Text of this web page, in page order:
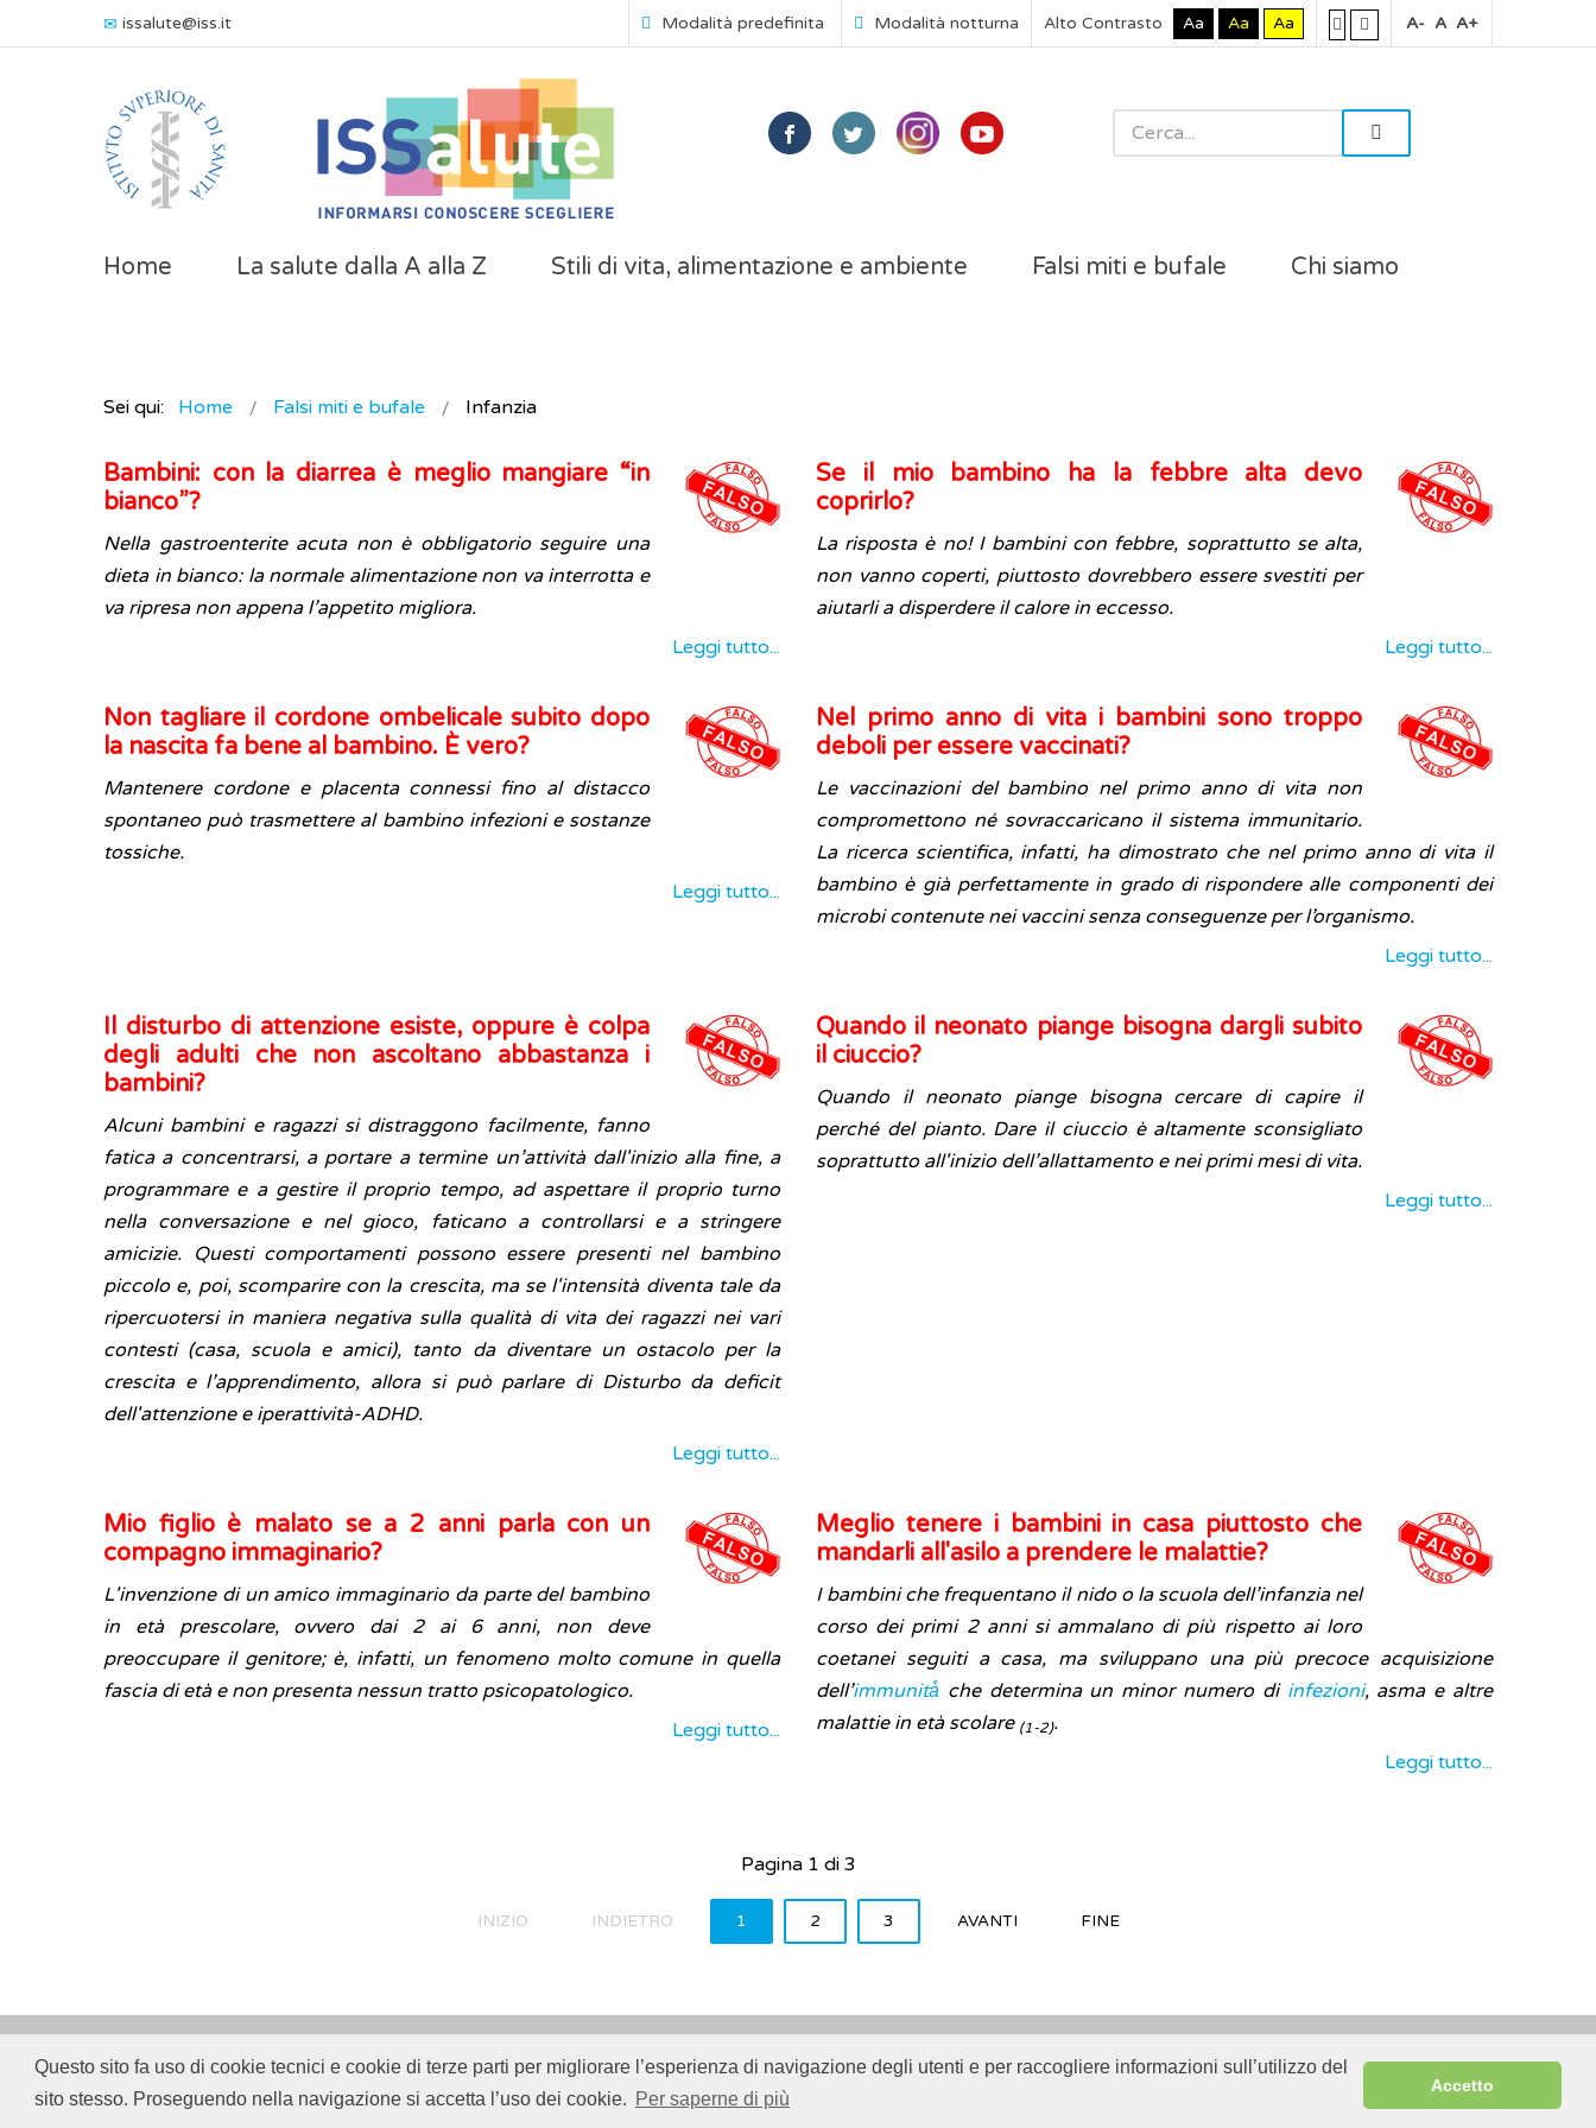
Questo sito fa uso di cookie tecnici e cookie di terze parti per migliorare l’esperienza di navigazione degli utenti e per raccogliere informazioni sull’utilizzo del
sito stesso. Proseguendo nella navigazione si accetta l’uso dei cookie. Per saperne di più
Accetto
issalute@iss.it Modalità predefinita Modalità notturna Alto Contrasto Aa Aa Aa A- A A+
Home La salute dalla A alla Z Stili di vita, alimentazione e ambiente Falsi miti e bufale Chi siamo
Sei qui: Home Falsi miti e bufale Infanzia
Bambini: con la diarrea è meglio mangiare “in
bianco”?
Nella gastroenterite acuta non è obbligatorio seguire una
dieta in bianco: la normale alimentazione non va interrotta e
va ripresa non appena l’appetito migliora.
Leggi tutto...
Se il mio bambino ha la febbre alta devo
coprirlo?
La risposta è no! I bambini con febbre, soprattutto se alta,
non vanno coperti, piuttosto dovrebbero essere svestiti per
aiutarli a disperdere il calore in eccesso.
Leggi tutto...
Non tagliare il cordone ombelicale subito dopo
la nascita fa bene al bambino. È vero?
Mantenere cordone e placenta connessi fino al distacco
spontaneo può trasmettere al bambino infezioni e sostanze
tossiche.
Leggi tutto...
Nel primo anno di vita i bambini sono troppo
deboli per essere vaccinati?
Le vaccinazioni del bambino nel primo anno di vita non
compromettono né sovraccaricano il sistema immunitario.
La ricerca scientifica, infatti, ha dimostrato che nel primo anno di vita il
bambino è già perfettamente in grado di rispondere alle componenti dei
microbi contenute nei vaccini senza conseguenze per l’organismo.
Leggi tutto...
Il disturbo di attenzione esiste, oppure è colpa
degli adulti che non ascoltano abbastanza i
bambini?
Alcuni bambini e ragazzi si distraggono facilmente, fanno
fatica a concentrarsi, a portare a termine un’attività dall'inizio alla fine, a
programmare e a gestire il proprio tempo, ad aspettare il proprio turno
nella conversazione e nel gioco, faticano a controllarsi e a stringere
amicizie. Questi comportamenti possono essere presenti nel bambino
piccolo e, poi, scomparire con la crescita, ma se l'intensità diventa tale da
ripercuotersi in maniera negativa sulla qualità di vita dei ragazzi nei vari
contesti (casa, scuola e amici), tanto da diventare un ostacolo per la
crescita e l’apprendimento, allora si può parlare di Disturbo da deficit
dell'attenzione e iperattività-ADHD.
Leggi tutto...
Quando il neonato piange bisogna dargli subito
il ciuccio?
Quando il neonato piange bisogna cercare di capire il
perché del pianto. Dare il ciuccio è altamente sconsigliato
soprattutto all'inizio dell’allattamento e nei primi mesi di vita.
Leggi tutto...
Mio figlio è malato se a 2 anni parla con un
compagno immaginario?
L'invenzione di un amico immaginario da parte del bambino
in età prescolare, ovvero dai 2 ai 6 anni, non deve
preoccupare il genitore; è, infatti, un fenomeno molto comune in quella
fascia di età e non presenta nessun tratto psicopatologico.
Leggi tutto...
Meglio tenere i bambini in casa piuttosto che
mandarli all'asilo a prendere le malattie?
I bambini che frequentano il nido o la scuola dell’infanzia nel
corso dei primi 2 anni si ammalano di più rispetto ai loro
coetanei seguiti a casa, ma sviluppano una più precoce acquisizione
dell’immunità̀ che determina un minor numero di infezioni, asma e altre
malattie in età scolare (1-2).
Leggi tutto...
Pagina 1 di 3
INIZIO INDIETRO 1 2 3 AVANTI FINE
© 2018ISSalute - Sito sviluppato e gestito dall’Istituto Superiore di Sanità (ISS) -Disclaimer -Cookie Sitemap